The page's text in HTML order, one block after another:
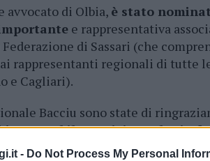
- Do Not Process My Personal
avvocato di Olbia, è stato
e rappresentativa
di Sassari (che
rappresentanti regionali di tutte
e Cagliari).
Bacciu sono state di
servizio svolto in
cacciatori sardi in particolare. Un